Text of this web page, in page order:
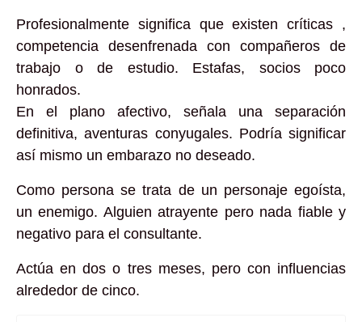
Profesionalmente significa que existen críticas ,
competencia desenfrenada con compañeros de
trabajo o de estudio. Estafas, socios poco
honrados.
En el plano afectivo, señala una separación
definitiva, aventuras conyugales. Podría significar
así mismo un embarazo no deseado.
Como persona se trata de un personaje egoísta,
un enemigo. Alguien atrayente pero nada fiable y
negativo para el consultante.
Actúa en dos o tres meses, pero con influencias
alrededor de cinco.